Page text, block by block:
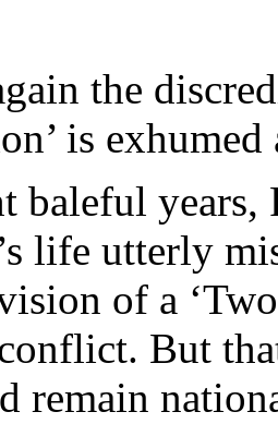
the
is exhumed
baleful years,
life utterly
of a ‘Two
. But
remain